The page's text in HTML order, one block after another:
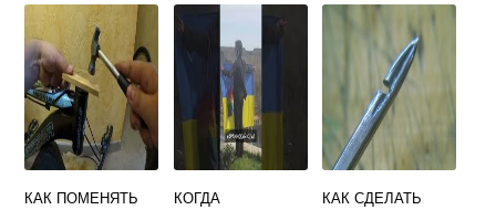
КАК ПОМЕНЯТЬ
КОГДА
КАК СДЕЛАТЬ